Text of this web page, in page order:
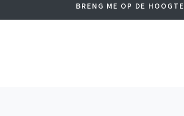
BRENG ME OP DE HOOGTE